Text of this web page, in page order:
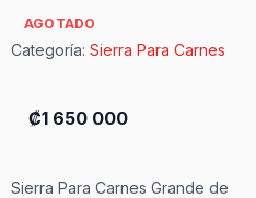
AGOTADO
Categoría: Sierra Para Carnes
₡1 650 000
Sierra Para Carnes Grande de